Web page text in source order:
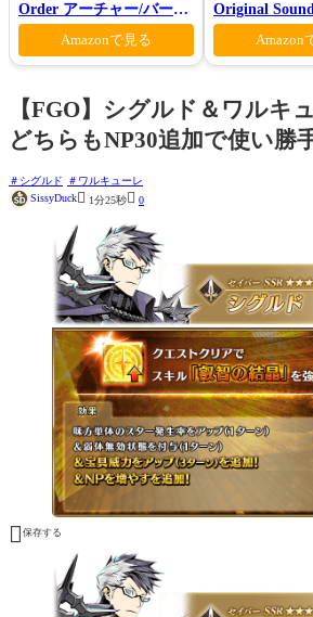
Order アーチャー/バーヴ
ァン シー
Amazonで見る
Original
Amazon
【FGO】シグルド＆ワルキ
どちらもNP30追加で使い勝
シグルド
ワルキューレ
SissyDuck 1分25秒 0
 保存する